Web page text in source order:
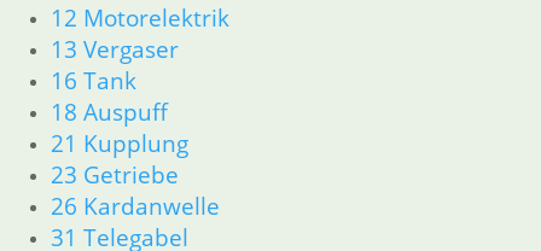
12 Motorelektrik
13 Vergaser
16 Tank
18 Auspuff
21 Kupplung
23 Getriebe
26 Kardanwelle
31 Telegabel
Kabel Heckleuchte
34,40€
Artikelnummer: 1243873
inkl. MwSt.
zzgl.Versandkosten
In den Warenkorb